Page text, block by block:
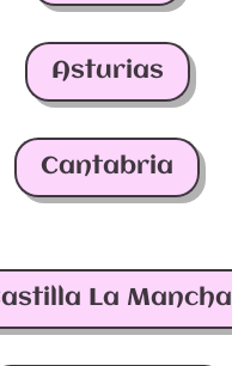
Asturias
Cantabria
La Mancha